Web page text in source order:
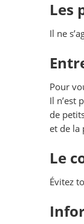
Les
Il ne
Pour
Il n’est
de
et de la
Le
Évitez